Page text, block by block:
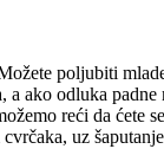
poljubiti
ako odluka
reći da
uz